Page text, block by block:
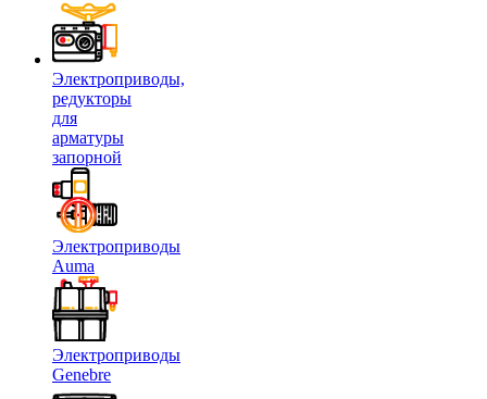
Электроприводы,
редукторы
для
арматуры
запорной
Электроприводы
Auma
Электроприводы
Genebre